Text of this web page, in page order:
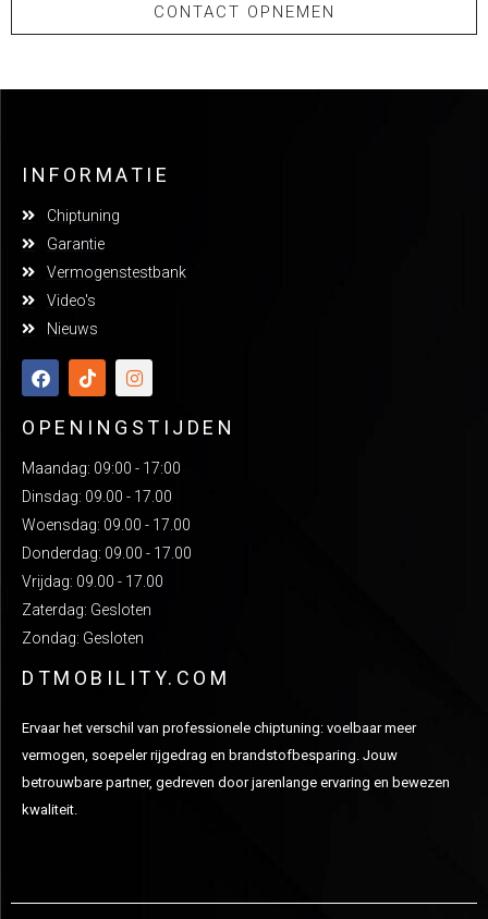
CONTACT OPNEMEN
INFORMATIE
Chiptuning
Garantie
Vermogenstestbank
Video's
Nieuws
OPENINGSTIJDEN
Maandag: 09:00 - 17:00
Dinsdag: 09.00 - 17.00
Woensdag: 09.00 - 17.00
Donderdag: 09.00 - 17.00
Vrijdag: 09.00 - 17.00
Zaterdag: Gesloten
Zondag: Gesloten
DTMOBILITY.COM
Ervaar het verschil van professionele chiptuning: voelbaar meer
vermogen, soepeler rijgedrag en brandstofbesparing. Jouw
betrouwbare partner, gedreven door jarenlange ervaring en bewezen
kwaliteit.